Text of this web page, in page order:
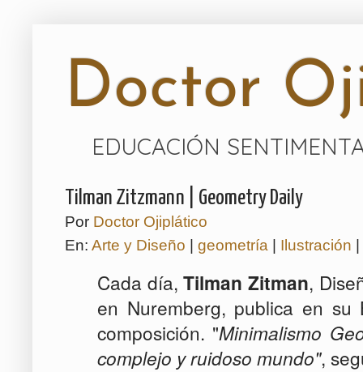
Doctor
EDUCACIÓN
Tilman Zitzmann | Geometry Daily
Por Doctor Ojiplático
En: Arte y Diseño geometría Ilustración
Cada día,Tilman Zitman,
en Nuremberg, publica en
composición. "Minimalismo
complejo y ruidoso mundo",